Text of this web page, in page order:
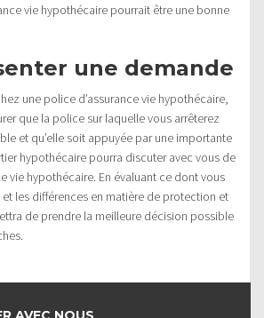
vie hypothécaire pourrait être une bonne
une demande
une police d’assurance vie hypothécaire,
que la police sur laquelle vous arrêterez
et qu’elle soit appuyée par une importante
hypothécaire pourra discuter avec vous de
vie hypothécaire. En évaluant ce dont vous
les différences en matière de protection et
de prendre la meilleure décision possible